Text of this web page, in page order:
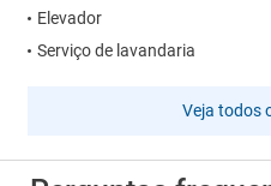
Elevador
Serviço de lavandaria
Veja todos